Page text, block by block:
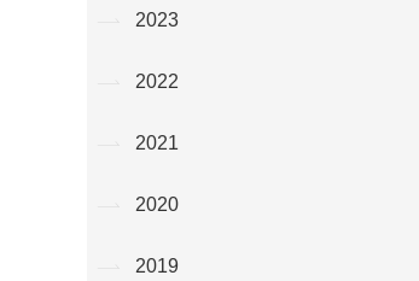
2023
2022
2021
2020
2019